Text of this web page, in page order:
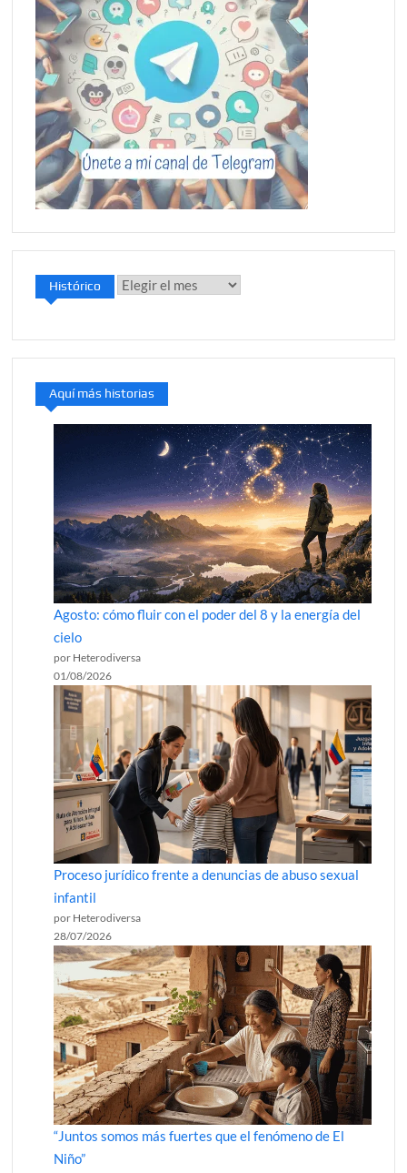
Histórico Histórico
Aquí más historias
Agosto: cómo fluir con el poder del 8 y la energía del
cielo
por Heterodiversa
01/08/2026
Proceso jurídico frente a denuncias de abuso sexual
infantil
por Heterodiversa
28/07/2026
“Juntos somos más fuertes que el fenómeno de El
Niño”